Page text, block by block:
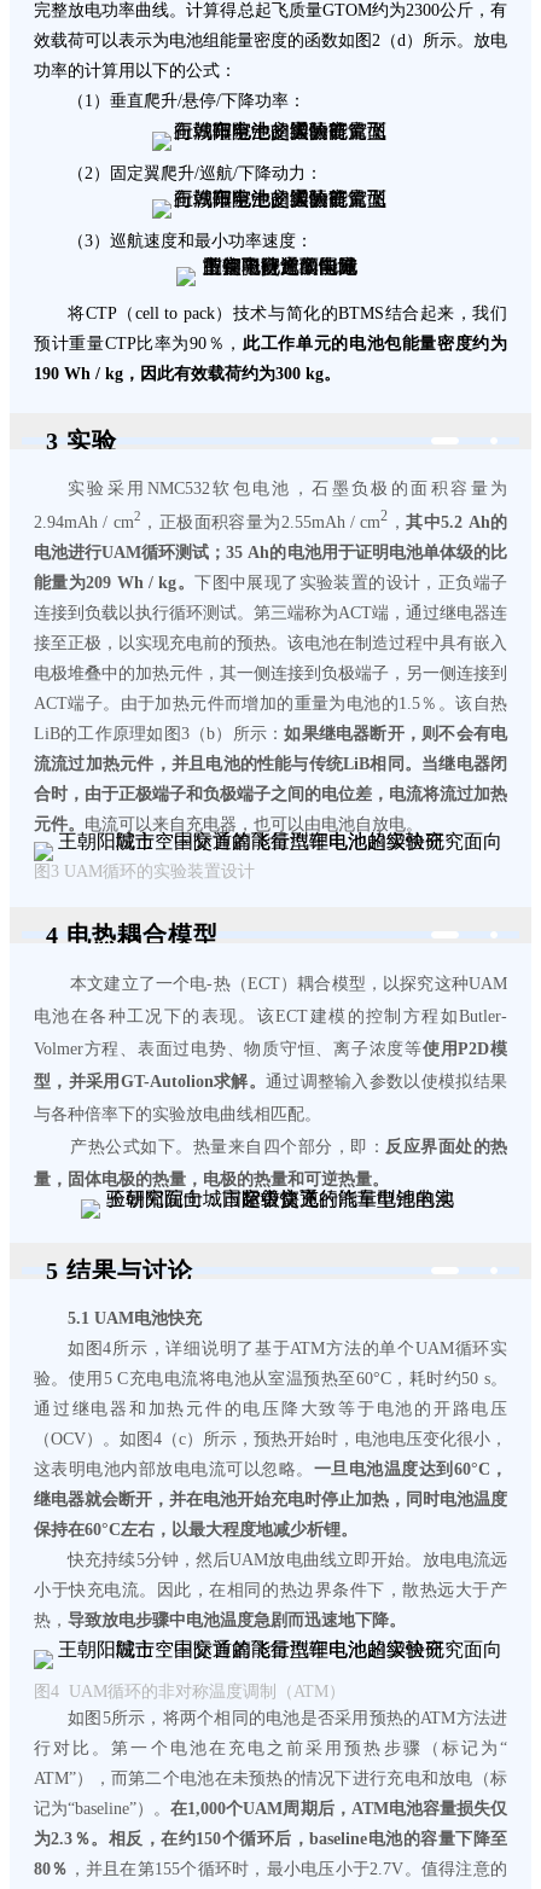
完整放电功率曲线。计算得总起飞质量GTOM约为2300公斤，有
效载荷可以表示为电池组能量密度的函数如图2（d）所示。放电
功率的计算用以下的公式：
（1）垂直爬升/悬停/下降功率：
（2）固定翼爬升/巡航/下降动力：
（3）巡航速度和最小功率速度：
将CTP（cell to pack）技术与简化的BTMS结合起来，我们
预计重量CTP比率为90％，此工作单元的电池包能量密度约为
190 Wh / kg，因此有效载荷约为300 kg。
3 实验
实验采用NMC532软包电池，石墨负极的面积容量为
2.94mAh / cm2 ，正极面积容量为2.55mAh / cm2 ，其中5.2 Ah的
电池进行UAM循环测试；35 Ah的电池用于证明电池单体级的比
能量为209 Wh / kg。下图中展现了实验装置的设计，正负端子
连接到负载以执行循环测试。第三端称为ACT端，通过继电器连
接至正极，以实现充电前的预热。该电池在制造过程中具有嵌入
电极堆叠中的加热元件，其一侧连接到负极端子，另一侧连接到
ACT端子。由于加热元件而增加的重量为电池的1.5％。该自热
LiB的工作原理如图3（b）所示：如果继电器断开，则不会有电
流流过加热元件，并且电池的性能与传统LiB相同。当继电器闭
合时，由于正极端子和负极端子之间的电位差，电流将流过加热
元件。 电流可以来自充电器，也可以由电池自放电。
图3 UAM循环的实验装置设计
4 电热耦合模型
本文建立了一个电-热（ECT）耦合模型，以探究这种UAM
电池在各种工况下的表现。该ECT建模的控制方程如Butler-
Volmer方程、表面过电势、物质守恒、离子浓度等使用P2D模
型，并采用GT-Autolion求解。 通过调整输入参数以使模拟结果
与各种倍率下的实验放电曲线相匹配。
产热公式如下。热量来自四个部分，即： 反应界面处的热
量，固体电极的热量，电极的热量和可逆热量。
5 结果与讨论
5.1 UAM电池快充
如图4所示，详细说明了基于ATM方法的单个UAM循环实
验。使用5 C充电电流将电池从室温预热至60°C，耗时约50 s。
通过继电器和加热元件的电压降大致等于电池的开路电压
（OCV）。如图4（c）所示，预热开始时，电池电压变化很小，
这表明电池内部放电电流可以忽略。 一旦电池温度达到60°C，
继电器就会断开，并在电池开始充电时停止加热，同时电池温度
保持在60°C左右，以最大程度地减少析锂。
快充持续5分钟，然后UAM放电曲线立即开始。放电电流远
小于快充电流。因此，在相同的热边界条件下，散热远大于产
热， 导致放电步骤中电池温度急剧而迅速地下降。
图4 UAM循环的非对称温度调制（ATM）
如图5所示，将两个相同的电池是否采用预热的ATM方法进
行对比。第一个电池在充电之前采用预热步骤（标记为“
ATM”），而第二个电池在未预热的情况下进行充电和放电（标
记为“baseline”）。在1,000个UAM周期后，ATM电池容量损失仅
为2.3％。相反，在约150个循环后，baseline电池的容量下降至
80％ ，并且在第155个循环时，最小电压小于2.7V。值得注意的